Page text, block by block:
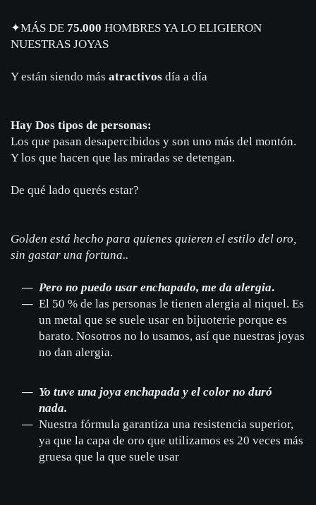
✦MÁS DE 75.000 HOMBRES YA LO ELIGIERON
NUESTRAS JOYAS
Y están siendo más atractivos día a día
Hay Dos tipos de personas:
Los que pasan desapercibidos y son uno más del montón.
Y los que hacen que las miradas se detengan.
De qué lado querés estar?
Golden está hecho para quienes quieren el estilo del oro,
sin gastar una fortuna..
Pero no puedo usar enchapado, me da alergia.
El 50 % de las personas le tienen alergia al niquel. Es
un metal que se suele usar en bijuoterie porque es
barato. Nosotros no lo usamos, así que nuestras joyas
no dan alergia.
Yo tuve una joya enchapada y el color no duró
nada.
Nuestra fórmula garantiza una resistencia superior,
ya que la capa de oro que utilizamos es 20 veces más
gruesa que la que suele usar